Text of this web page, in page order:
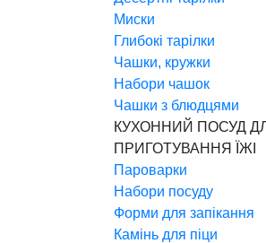
Миски
Глибокі тарілки
Чашки, кружки
Набори чашок
Чашки з блюдцями
КУХОННИЙ ПОСУД
ПРИГОТУВАННЯ ЇЖІ
Пароварки
Набори посуду
Форми для запікання
Камінь для піци